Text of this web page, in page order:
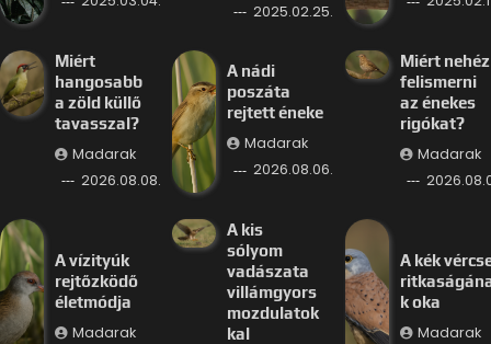
2025.02.25.
Miért
hangosabb
a zöld küllő
tavasszal?
Madarak
2026.08.08.
A nádi
poszáta
rejtett éneke
Madarak
2026.08.06.
Miért nehéz
felismerni
az énekes
rigókat?
Madarak
A vízityúk
rejtőzködő
életmódja
Madarak
A kis
sólyom
vadászata
villámgyors
mozdulatok
kal
A kék
k oka
Madarak